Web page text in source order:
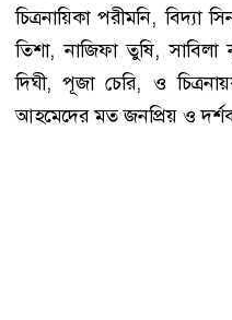
চিত্রনায়িকা পরীমনি, বিদ্যা
তিশা, নাজিফা তুষি, সাবিলা
দিঘী, পূজা চেরি, ও
আহমেদের মত জনপ্রিয় ও